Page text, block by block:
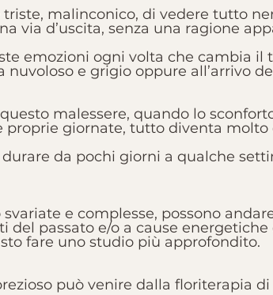
malinconico, di vedere tutto
via d’uscita, senza una ragione
emozioni ogni volta che cambia il
e grigio oppure all’arrivo
malessere, quando lo
proprie giornate, tutto diventa molto
da pochi giorni a qualche
e complesse, possono
del passato e/o a cause
fare uno studio più approfondito.
può venire dalla floriterapia di